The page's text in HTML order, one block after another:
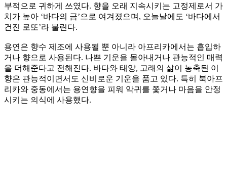
부적으로 귀하게 쓰였다. 향을 오래 지속시키는 고정제로서 가
치가 높아 ‘바다의 금’으로 여겨졌으며, 오늘날에도 ‘바다에서
건진 로또’라 불린다.
용연은 향수 제조에 사용될 뿐 아니라 아프리카에서는 흡입하
거나 향으로 사용된다. 나쁜 기운을 몰아내거나 관능적인 매력
을 더해준다고 전해진다. 바다와 태양, 고래의 삶이 농축된 이
향은 관능적이면서도 신비로운 기운을 품고 있다. 특히 북아프
리카와 중동에서는 용연향을 피워 악귀를 쫓거나 마음을 안정
시키는 의식에 사용했다.